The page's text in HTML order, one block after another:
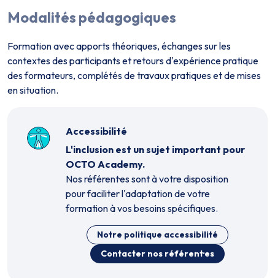
Modalités pédagogiques
Formation avec apports théoriques, échanges sur les
contextes des participants et retours d'expérience pratique
des formateurs, complétés de travaux pratiques et de mises
en situation.
Accessibilité
L'inclusion est un sujet important pour
OCTO Academy.
Nos référent·es sont à votre disposition
pour faciliter l'adaptation de votre
formation à vos besoins spécifiques.
Notre politique accessibilité
Contacter nos référent·es